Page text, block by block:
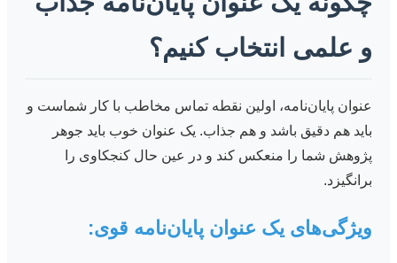
و علمی انتخاب کنیم؟
عنوان پایان‌نامه، اولین نقطه تماس مخاطب با کار شماست و
باید هم دقیق باشد و هم جذاب. یک عنوان خوب باید جوهر
پژوهش شما را منعکس کند و در عین حال کنجکاوی را
برانگیزد.
ویژگی‌های یک عنوان پایان‌نامه قوی: